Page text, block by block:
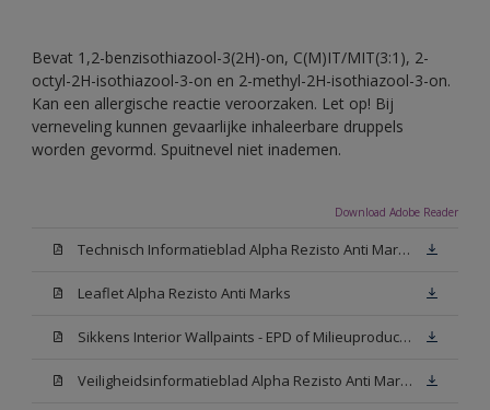
Bevat 1,2-benzisothiazool-3(2H)-on, C(M)IT/MIT(3:1), 2-
octyl-2H-isothiazool-3-on en 2-methyl-2H-isothiazool-3-on.
Kan een allergische reactie veroorzaken. Let op! Bij
verneveling kunnen gevaarlijke inhaleerbare druppels
worden gevormd. Spuitnevel niet inademen.
Download Adobe Reader
Technisch Informatieblad Alpha Rezisto Anti Marks (PDF)
Leaflet Alpha Rezisto Anti Marks
Sikkens Interior Wallpaints - EPD of Milieuproductverklaring
Veiligheidsinformatieblad Alpha Rezisto Anti Marks Mat White W05 (MSDS)